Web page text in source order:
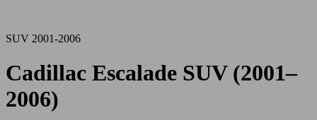
SUV 2001-2006
Cadillac Escalade SUV (2001–
2006)